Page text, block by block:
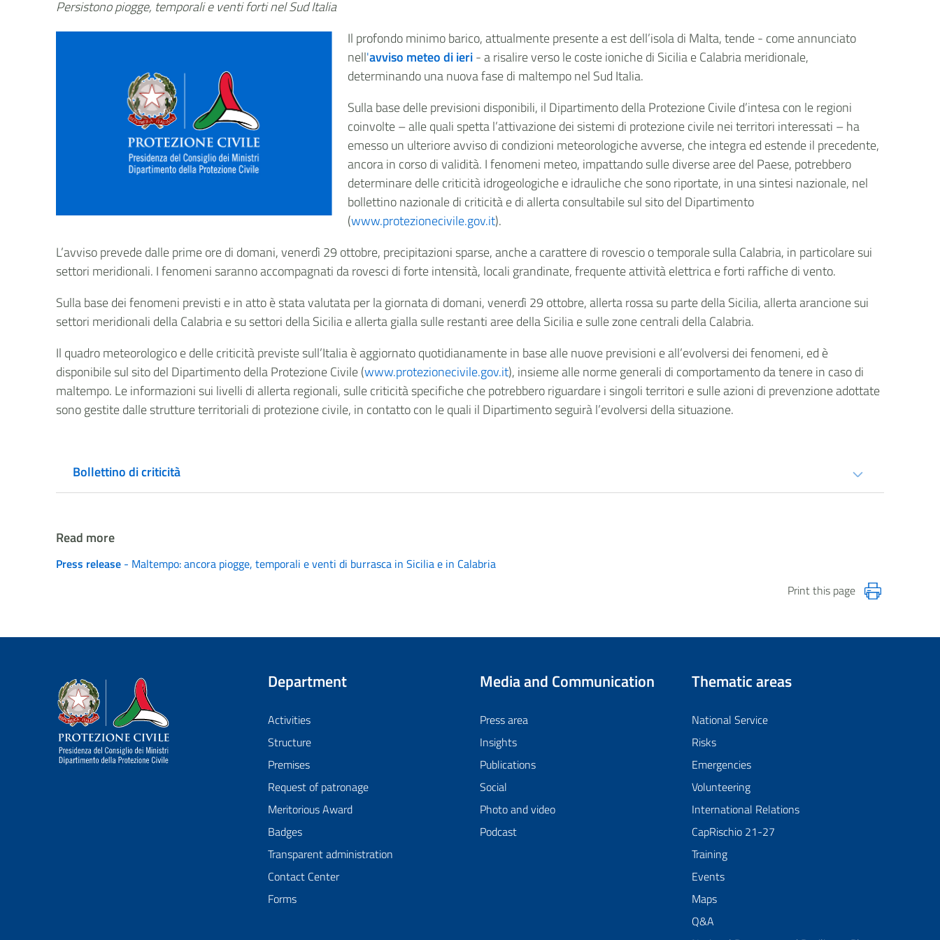
Persistono piogge, temporali e venti forti nel Sud Italia
Il profondo minimo barico, attualmente presente a est dell’isola di Malta, tende - come annunciato
nell'avviso meteo di ieri- a risalire verso le coste ioniche di Sicilia e Calabria meridionale,
determinando una nuova fase di maltempo nel Sud Italia.
Sulla base delle previsioni disponibili, il Dipartimento della Protezione Civile d’intesa con le regioni
coinvolte – alle quali spetta l’attivazione dei sistemi di protezione civile nei territori interessati – ha
emesso un ulteriore avviso di condizioni meteorologiche avverse, che integra ed estende il precedente,
ancora in corso di validità. I fenomeni meteo, impattando sulle diverse aree del Paese, potrebbero
determinare delle criticità idrogeologiche e idrauliche che sono riportate, in una sintesi nazionale, nel
bollettino nazionale di criticità e di allerta consultabile sul sito del Dipartimento
(www.protezionecivile.gov.it).
L’avviso prevede dalle prime ore di domani, venerdì 29 ottobre, precipitazioni sparse, anche a carattere di rovescio o temporale sulla Calabria, in particolare sui
settori meridionali. I fenomeni saranno accompagnati da rovesci di forte intensità, locali grandinate, frequente attività elettrica e forti raffiche di vento.
Sulla base dei fenomeni previsti e in atto è stata valutata per la giornata di domani, venerdì 29 ottobre, allerta rossa su parte della Sicilia, allerta arancione sui
settori meridionali della Calabria e su settori della Sicilia e allerta gialla sulle restanti aree della Sicilia e sulle zone centrali della Calabria.
Il quadro meteorologico e delle criticità previste sull’Italia è aggiornato quotidianamente in base alle nuove previsioni e all’evolversi dei fenomeni, ed è
disponibile sul sito del Dipartimento della Protezione Civile (www.protezionecivile.gov.it), insieme alle norme generali di comportamento da tenere in caso di
maltempo. Le informazioni sui livelli di allerta regionali, sulle criticità specifiche che potrebbero riguardare i singoli territori e sulle azioni di prevenzione adottate
sono gestite dalle strutture territoriali di protezione civile, in contatto con le quali il Dipartimento seguirà l’evolversi della situazione.
Bollettino di criticità
Read more
Press release - Maltempo: ancora piogge, temporali e venti di burrasca in Sicilia e in Calabria
Print this page
Dipartimento della Protezione Civile
Department
Activities
Structure
Premises
Request of patronage
Meritorious Award
Badges
Transparent administration
Contact Center
Forms
Media and Communication
Press area
Insights
Publications
Social
Photo and video
Podcast
Thematic areas
National Service
Risks
Emergencies
Volunteering
International Relations
CapRischio 21-27
Training
Events
Maps
Q&A